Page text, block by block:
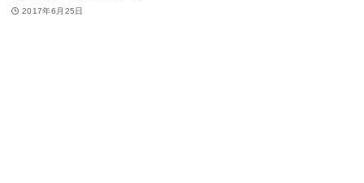
2017年6月25日